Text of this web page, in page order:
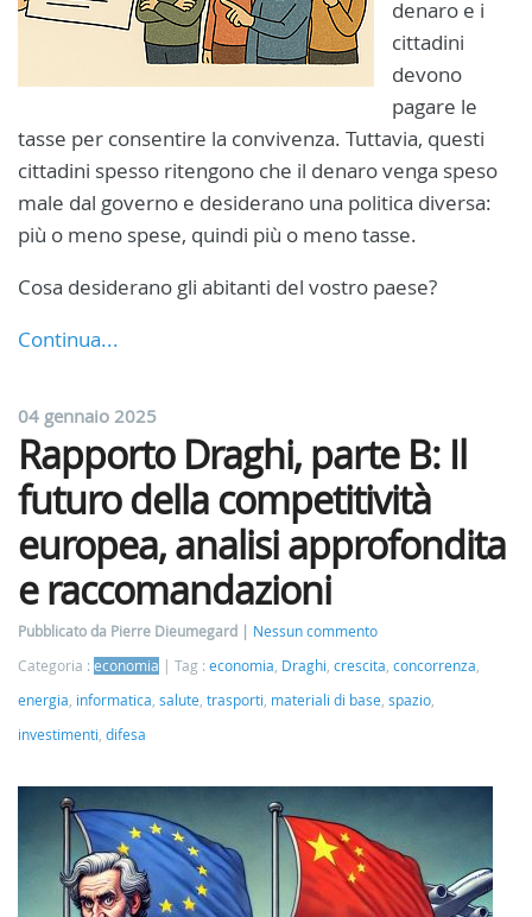
denaro e i
cittadini
devono
pagare le
tasse per consentire la convivenza. Tuttavia, questi
cittadini spesso ritengono che il denaro venga speso
male dal governo e desiderano una politica diversa:
più o meno spese, quindi più o meno tasse.
Cosa desiderano gli abitanti del vostro paese?
Continua...
04 gennaio 2025
Rapporto Draghi, parte B: Il
futuro della competitività
europea, analisi approfondita
e raccomandazioni
Pubblicato da Pierre Dieumegard
Nessun commento
Categoria : economia Tag : economia Draghi crescita concorrenza
energia informatica salute trasporti materiali di base spazio
investimenti difesa